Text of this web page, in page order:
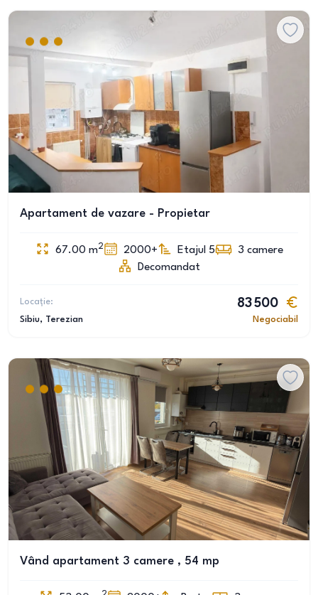
Apartament de vazare - Propietar
67.00 m2 2000+ Etajul 5 3 camere
Decomandat
Locație:
Sibiu, Terezian
83 500
Negociabil
Vând apartament 3 camere , 54 mp